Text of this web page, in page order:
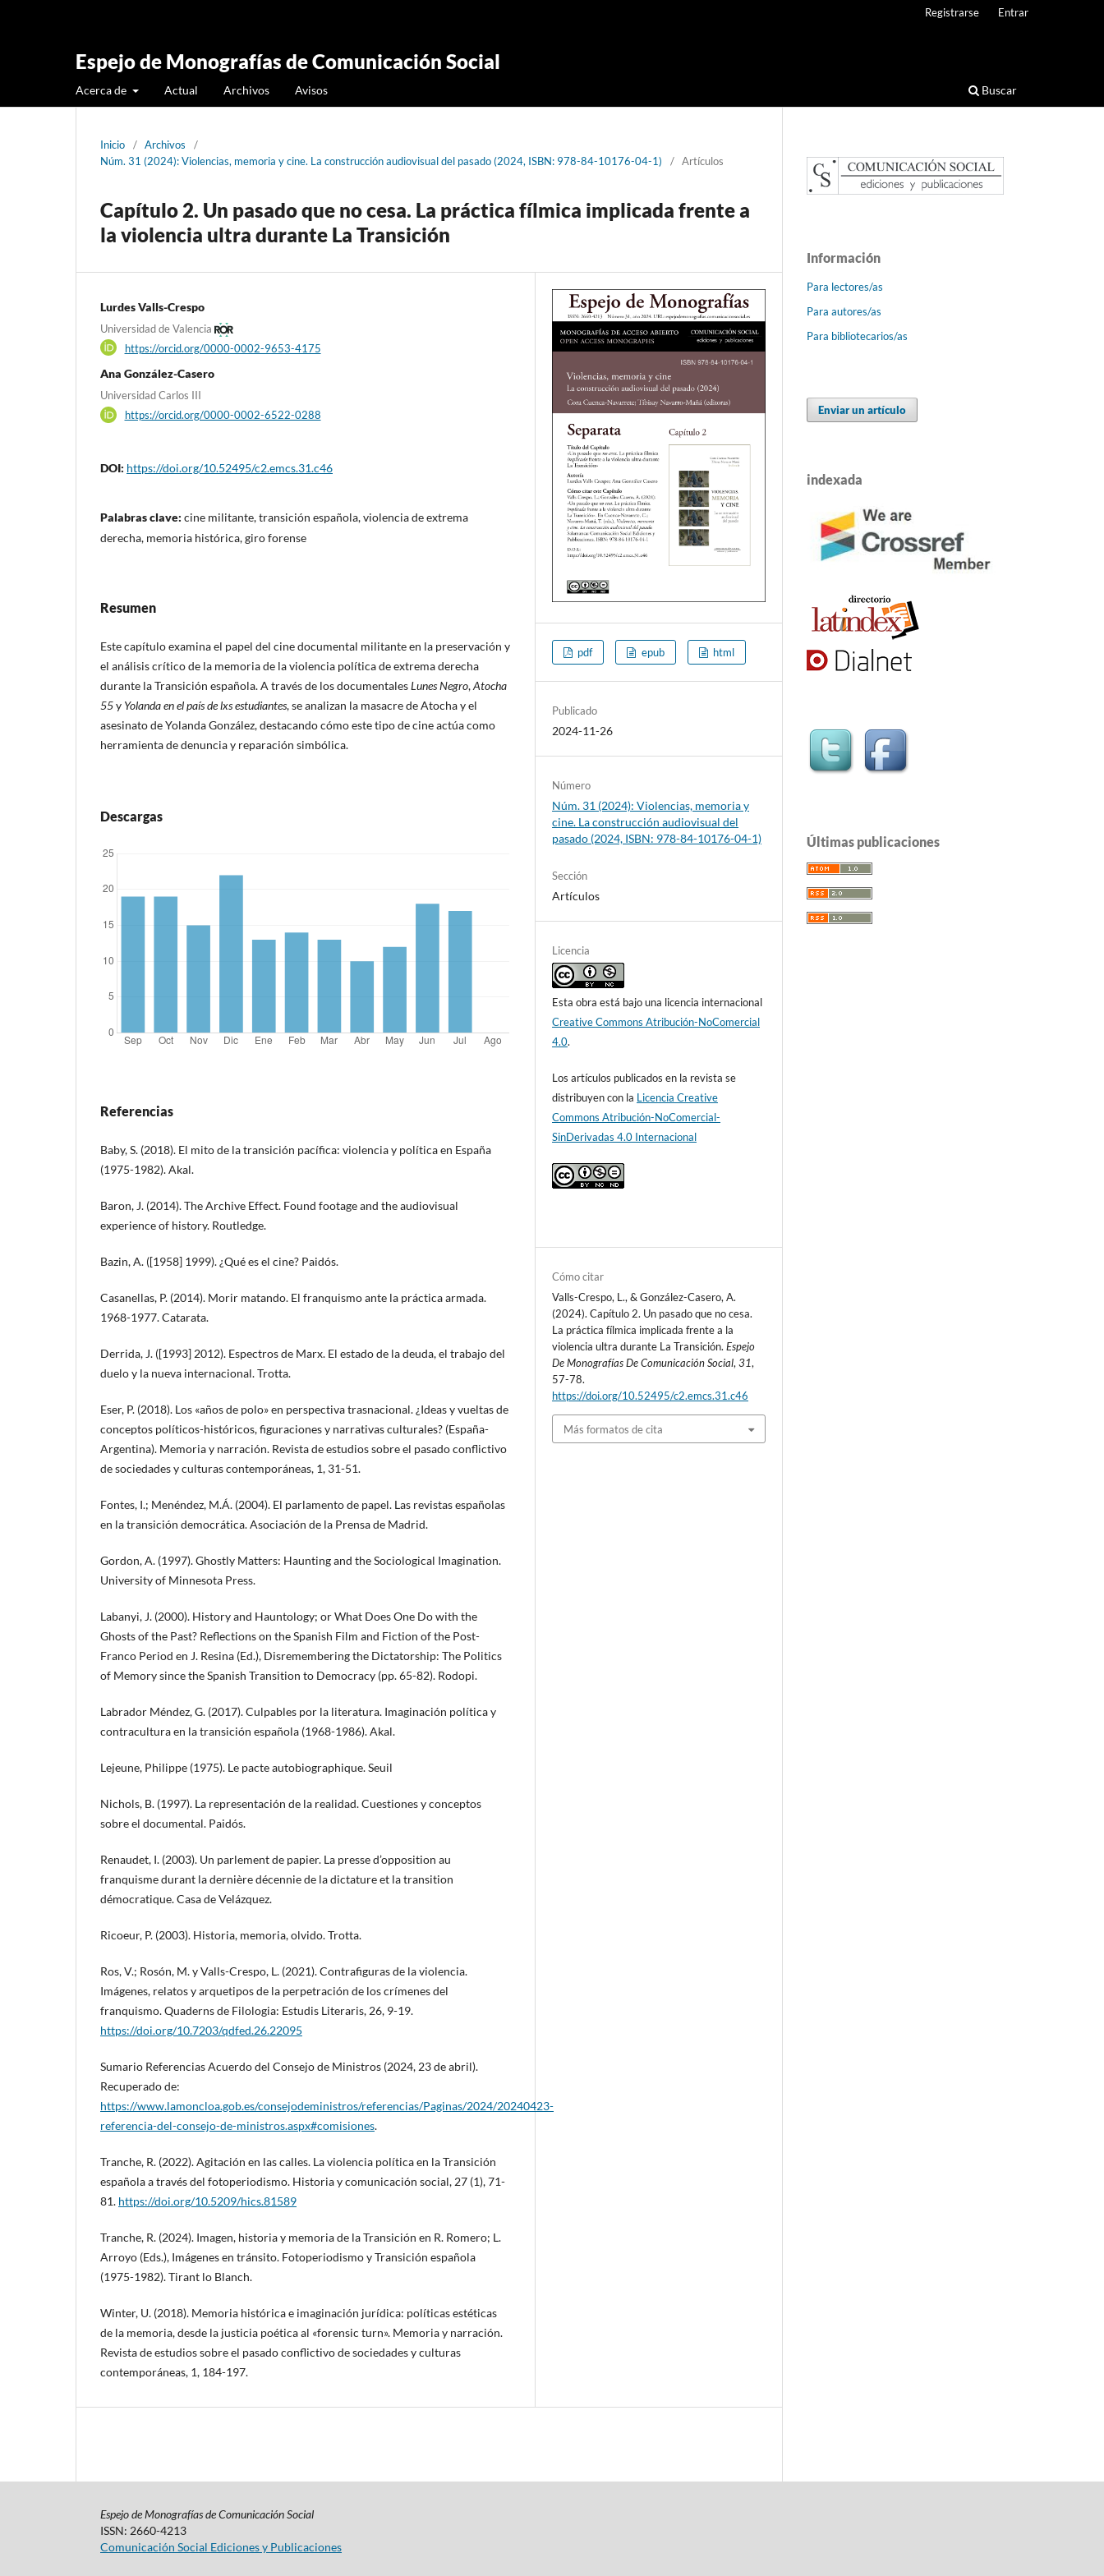
Espejo de Monografías de Comunicación Social
Acerca de Actual Archivos Avisos Buscar
Registrarse Entrar
Inicio / Archivos
/
Núm. 31 (2024): Violencias, memoria y cine. La construcción audiovisual del pasado (2024, ISBN: 978-84-10176-04-1)
/ Artículos
Capítulo 2. Un pasado que no cesa. La práctica fílmica implicada frente a
la violencia ultra durante La Transición
Lurdes Valls-Crespo
Universidad de Valencia
https://orcid.org/0000-0002-9653-4175
Ana González-Casero
Universidad Carlos III
https://orcid.org/0000-0002-6522-0288
DOI: https://doi.org/10.52495/c2.emcs.31.c46
Palabras clave: cine militante, transición española, violencia de extrema
derecha, memoria histórica, giro forense
Resumen
Este capítulo examina el papel del cine documental militante en la preservación y
el análisis crítico de la memoria de la violencia política de extrema derecha
durante la Transición española. A través de los documentalesLunes Negro,Atocha
55y Yolanda en el país de lxs estudiantes, se analizan la masacre de Atocha y el
asesinato de Yolanda González, destacando cómo este tipo de cine actúa como
herramienta de denuncia y reparación simbólica.
Descargas
Referencias
Baby, S. (2018). El mito de la transición pacífica: violencia y política en España
(1975-1982). Akal.
Baron, J. (2014). The Archive Effect. Found footage and the audiovisual
experience of history. Routledge.
Bazin, A. ([1958] 1999). ¿Qué es el cine? Paidós.
Casanellas, P. (2014). Morir matando. El franquismo ante la práctica armada.
1968-1977. Catarata.
Derrida, J. ([1993] 2012). Espectros de Marx. El estado de la deuda, el trabajo del
duelo y la nueva internacional. Trotta.
Eser, P. (2018). Los «años de polo» en perspectiva trasnacional. ¿Ideas y vueltas de
conceptos políticos-históricos, figuraciones y narrativas culturales? (España-
Argentina). Memoria y narración. Revista de estudios sobre el pasado conflictivo
de sociedades y culturas contemporáneas, 1, 31-51.
Fontes, I.; Menéndez, M.Á. (2004). El parlamento de papel. Las revistas españolas
en la transición democrática. Asociación de la Prensa de Madrid.
Gordon, A. (1997). Ghostly Matters: Haunting and the Sociological Imagination.
University of Minnesota Press.
Labanyi, J. (2000). History and Hauntology; or What Does One Do with the
Ghosts of the Past? Reflections on the Spanish Film and Fiction of the Post-
Franco Period en J. Resina (Ed.), Disremembering the Dictatorship: The Politics
of Memory since the Spanish Transition to Democracy (pp. 65-82). Rodopi.
Labrador Méndez, G. (2017). Culpables por la literatura. Imaginación política y
contracultura en la transición española (1968-1986). Akal.
Lejeune, Philippe (1975). Le pacte autobiographique. Seuil
Nichols, B. (1997). La representación de la realidad. Cuestiones y conceptos
sobre el documental. Paidós.
Renaudet, I. (2003). Un parlement de papier. La presse d’opposition au
franquisme durant la dernière décennie de la dictature et la transition
démocratique. Casa de Velázquez.
Ricoeur, P. (2003). Historia, memoria, olvido. Trotta.
Ros, V.; Rosón, M. y Valls-Crespo, L. (2021). Contrafiguras de la violencia.
Imágenes, relatos y arquetipos de la perpetración de los crímenes del
franquismo. Quaderns de Filologia: Estudis Literaris, 26, 9-19.
https://doi.org/10.7203/qdfed.26.22095
Sumario Referencias Acuerdo del Consejo de Ministros (2024, 23 de abril).
Recuperado de:
https://www.lamoncloa.gob.es/consejodeministros/referencias/Paginas/2024/20240423-
referencia-del-consejo-de-ministros.aspx#comisiones.
Tranche, R. (2022). Agitación en las calles. La violencia política en la Transición
española a través del fotoperiodismo. Historia y comunicación social, 27 (1), 71-
81. https://doi.org/10.5209/hics.81589
Tranche, R. (2024). Imagen, historia y memoria de la Transición en R. Romero; L.
Arroyo (Eds.), Imágenes en tránsito. Fotoperiodismo y Transición española
(1975-1982). Tirant lo Blanch.
Winter, U. (2018). Memoria histórica e imaginación jurídica: políticas estéticas
de la memoria, desde la justicia poética al «forensic turn». Memoria y narración.
Revista de estudios sobre el pasado conflictivo de sociedades y culturas
contemporáneas, 1, 184-197.
pdf epub html
Publicado
2024-11-26
Número
Núm. 31 (2024): Violencias, memoria y
cine. La construcción audiovisual del
pasado (2024, ISBN: 978-84-10176-04-1)
Sección
Artículos
Licencia
Esta obra está bajo una licencia internacional
Creative Commons Atribución-NoComercial
4.0.
Los artículos publicados en la revista se
distribuyen con la Licencia Creative
Commons Atribución-NoComercial-
SinDerivadas 4.0 Internacional
Cómo citar
Valls-Crespo, L., & González-Casero, A.
(2024). Capítulo 2. Un pasado que no cesa.
La práctica fílmica implicada frente a la
violencia ultra durante La Transición.Espejo
De Monografías De Comunicación Social,31,
57-78.
https://doi.org/10.52495/c2.emcs.31.c46
Más formatos de cita
Información
Para lectores/as
Para autores/as
Para bibliotecarios/as
Enviar un artículo
indexada
Últimas publicaciones
Espejo de Monografías de Comunicación Social
ISSN: 2660-4213
Comunicación Social Ediciones y Publicaciones